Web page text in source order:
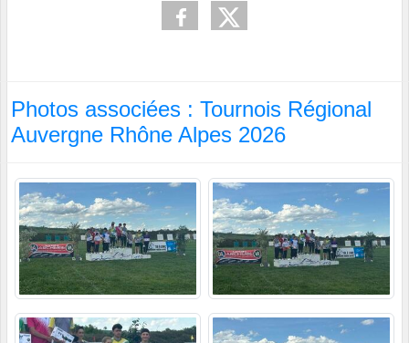
Photos associées : Tournois Régional
Auvergne Rhône Alpes 2026